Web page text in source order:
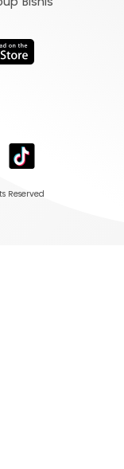
Bisnis
Reserved